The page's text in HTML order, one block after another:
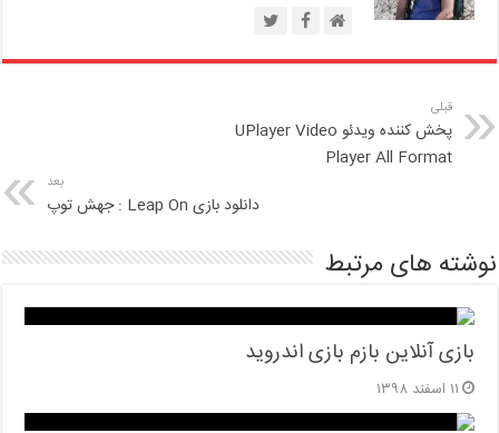
قبلی
پخش کننده ویدئو UPlayer Video
Player All Format
بعد
دانلود بازی Leap On : جهش توپ
نوشته های مرتبط
بازی آنلاین بازم بازی اندروید
۱۱ اسفند ۱۳۹۸